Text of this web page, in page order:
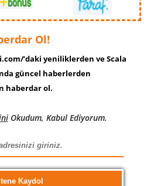
Ol!
’daki yeniliklerden ve Scala
güncel haberlerden
haberdar ol.
Okudum, Kabul Ediyorum.